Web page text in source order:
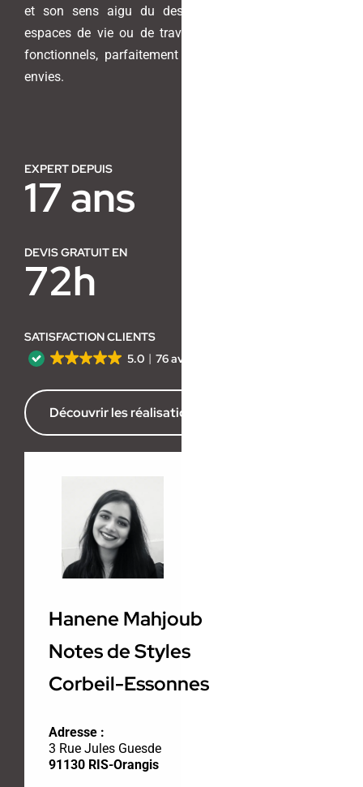
et son sens aigu du design pour transformer vos
espaces de vie ou de travail en lieux harmonieux et
fonctionnels, parfaitement adaptés à vos besoins et
envies.
EXPERT DEPUIS
17 ans
DEVIS GRATUIT EN
72h
SATISFACTION CLIENTS
5.0
76 avis
Découvrir les réalisations de l’agence
Hanene Mahjoub
Notes de Styles
Corbeil-Essonnes
Adresse :
3 Rue Jules Guesde
91130 RIS-Orangis